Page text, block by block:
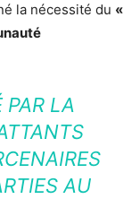
la nécessité du «
PAR LA
AU